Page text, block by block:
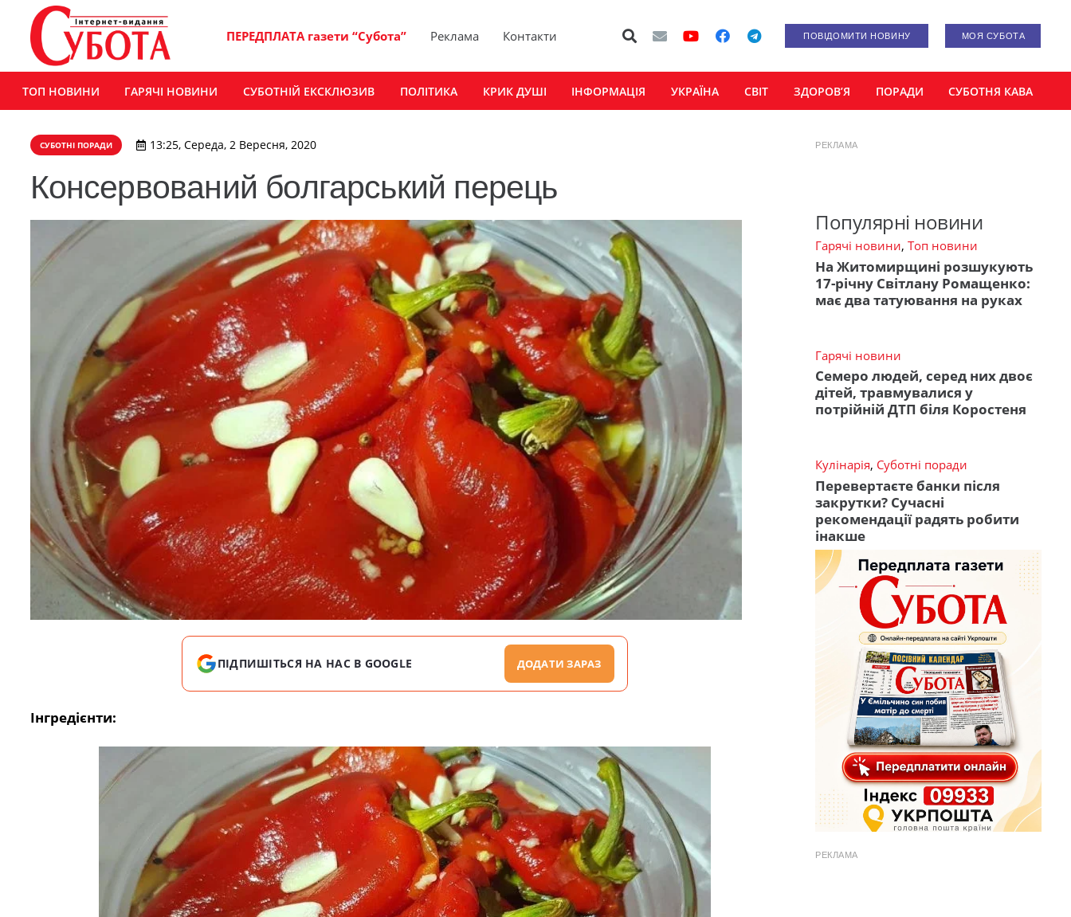
ПЕРЕДПЛАТА газети “Субота” Реклама Контакти ПОВІДОМИТИ НОВИНУ МОЯ СУБОТА
ТОП НОВИНИ ГАРЯЧІ НОВИНИ СУБОТНІЙ ЕКСКЛЮЗИВ ПОЛІТИКА КРИК ДУШІ ІНФОРМАЦІЯ УКРАЇНА СВІТ ЗДОРОВ’Я ПОРАДИ СУБОТНЯ КАВА
СУБОТНІ ПОРАДИ 13:25, Середа, 2 Вересня, 2020
Консервований болгарський перець
ПІДПИШІТЬСЯ НА НАС В GOOGLE ДОДАТИ ЗАРАЗ
Інгредієнти:
РЕКЛАМА
Популярні новини
Гарячі новини, Топ новини
На Житомирщині розшукують
17-річну Світлану Ромащенко:
має два татуювання на руках
Гарячі новини
Семеро людей, серед них двоє
дітей, травмувалися у
потрійній ДТП біля Коростеня
Кулінарія, Суботні поради
Перевертаєте банки після
закрутки? Сучасні
рекомендації радять робити
інакше
РЕКЛАМА